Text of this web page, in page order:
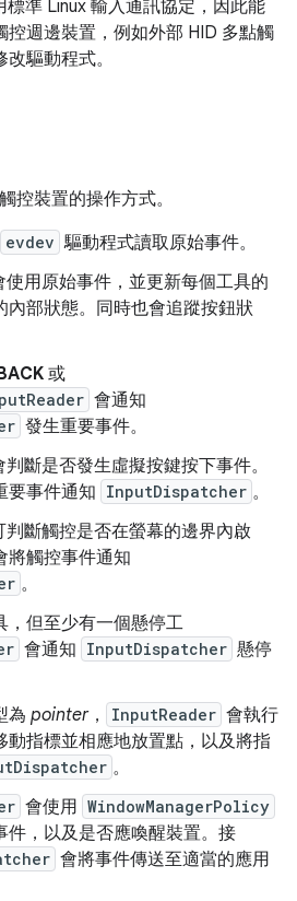
標準 Linux 輸入通訊協定，因此能
控週邊裝置，例如外部 HID 多點觸
驅動程式。
控裝置的操作方式。
evdev 驅動程式讀取原始事件。
使用原始事件，並更新每個工具的
內部狀態。同時也會追蹤按鈕狀
或
會通知
發生重要事件。
判斷是否發生虛擬按鍵按下事件。
要事件通知 InputDispatcher 。
判斷觸控是否在螢幕的邊界內啟
將觸控事件通知
。
，但至少有一個懸停工
會通知 InputDispatcher 懸停
為 pointer， InputReader 會執行
動指標並相應地放置點，以及將指
。
會使用 WindowManagerPolicy
件，以及是否應喚醒裝置。接
會將事件傳送至適當的應用